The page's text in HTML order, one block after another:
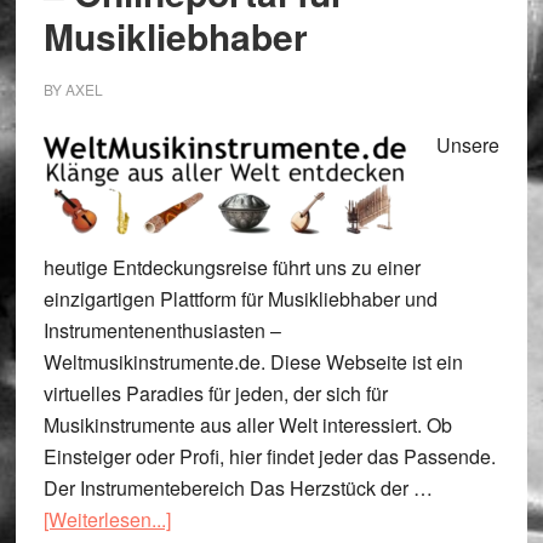
Musikliebhaber
BYAXEL
Unsere
heutige Entdeckungsreise führt uns zu einer
einzigartigen Plattform für Musikliebhaber und
Instrumentenenthusiasten –
Weltmusikinstrumente.de. Diese Webseite ist ein
virtuelles Paradies für jeden, der sich für
Musikinstrumente aus aller Welt interessiert. Ob
Einsteiger oder Profi, hier findet jeder das Passende.
Der Instrumentebereich Das Herzstück der …
[Weiterlesen...]ÜberWeltmusikinstrumente.de